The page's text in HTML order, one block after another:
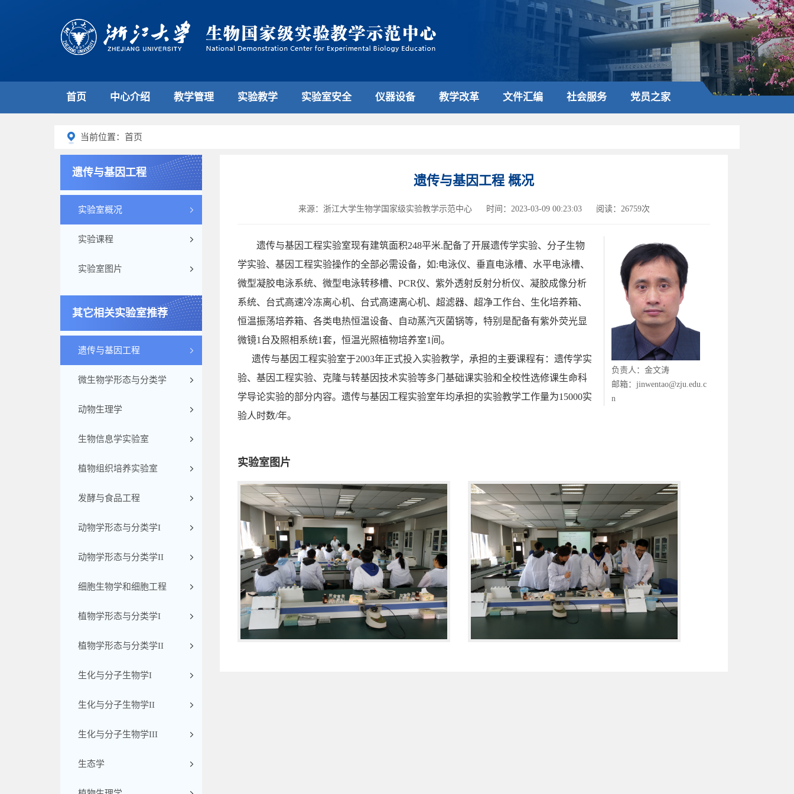
首页 中心介绍 教学管理 实验教学 实验室安全 仪器设备 教学改革 文件汇编 社会服务 党员之家
当前位置：首页
遗传与基因工程
实验室概况
实验课程
实验室图片
其它相关实验室推荐
遗传与基因工程
微生物学形态与分类学
动物生理学
生物信息学实验室
植物组织培养实验室
发酵与食品工程
动物学形态与分类学I
动物学形态与分类学II
细胞生物学和细胞工程
植物学形态与分类学I
植物学形态与分类学II
生化与分子生物学I
生化与分子生物学II
生化与分子生物学III
生态学
遗传与基因工程 概况
来源：浙江大学生物学国家级实验教学示范中心 时间：2023-03-09 00:23:03 阅读：26759次
遗传与基因工程实验室现有建筑面积248平米.配备了开展遗传学实验、分子生物
学实验、基因工程实验操作的全部必需设备，如:电泳仪、垂直电泳槽、水平电泳槽、
微型凝胶电泳系统、微型电泳转移槽、 PCR仪、紫外透射反射分析仪、凝胶成像分析
系统、台式高速冷冻离心机、台式高速离心机、超滤器、超净工作台、生化培养箱、
恒温振荡培养箱、各类电热恒温设备、自动蒸汽灭菌锅等，特别是配备有紫外荧光显
微镜1 台及照相系统1套，恒温光照植物培养室1 间。
遗传与基因工程实验室于2003年正式投入实验教学，承担的主要课程有：遗传学实
验、基因工程实验、克隆与转基因技术实验等多门基础课实验和全校性选修课生命科
学导论实验的部分内容。遗传与基因工程实验室年均承担的实验教学工作量为15000实
验人时数/年。
负责人：金文涛
邮箱：jinwentao@zju.edu.c
n
实验室图片